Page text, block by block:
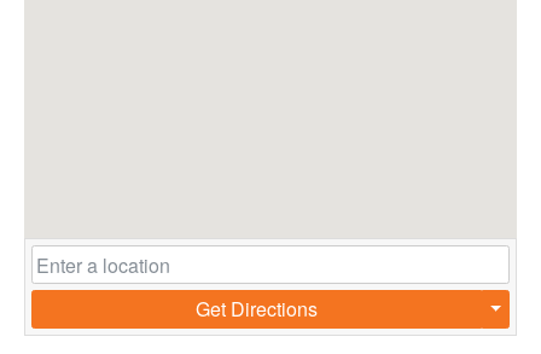
Get Directions